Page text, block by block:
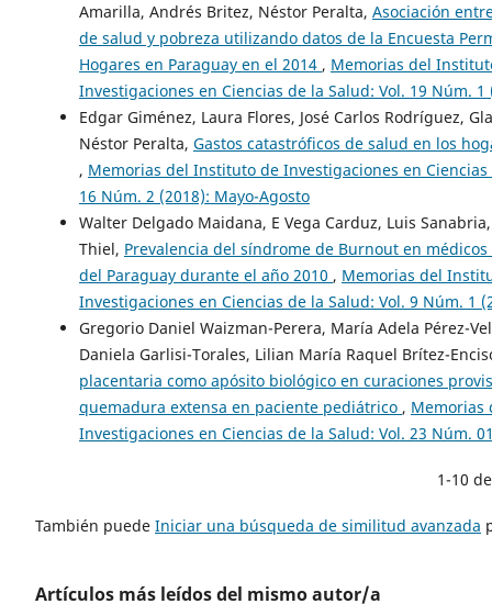
Amarilla, Andrés Britez, Néstor Peralta, Asociación
de salud y pobreza utilizando datos de la Encuesta
Hogares en Paraguay en el 2014 , Memorias del
Investigaciones en Ciencias de la Salud: Vol. 19 Núm.
Edgar Giménez, Laura Flores, José Carlos Rodríguez,
Néstor Peralta, Gastos catastróficos de salud en los
, Memorias del Instituto de Investigaciones en Ciencias
16 Núm. 2 (2018): Mayo-Agosto
Walter Delgado Maidana, E Vega Carduz, Luis
Thiel, Prevalencia del síndrome de Burnout en
del Paraguay durante el año 2010 , Memorias del
Investigaciones en Ciencias de la Salud: Vol. 9 Núm. 1
Gregorio Daniel Waizman-Perera, María Adela Pérez-
Daniela Garlisi-Torales, Lilian María Raquel Brítez-
placentaria como apósito biológico en curaciones
quemadura extensa en paciente pediátrico , Memorias
Investigaciones en Ciencias de la Salud: Vol. 23 Núm.
1-10
También puede Iniciar una búsqueda de similitud avanzada
Artículos más leídos del mismo autor/a